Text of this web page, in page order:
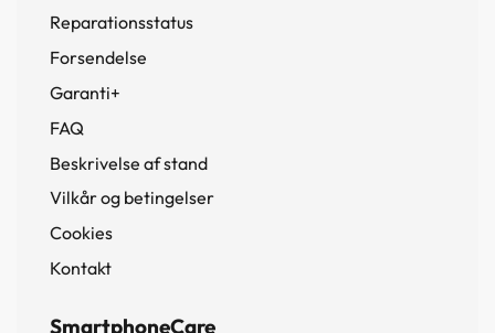
Reparationsstatus
Forsendelse
Garanti+
FAQ
Beskrivelse af stand
Vilkår og betingelser
Cookies
Kontakt
SmartphoneCare